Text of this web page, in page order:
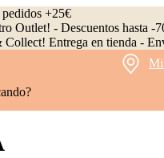
+25€
Outlet! - Descuentos hasta -
Collect! Entrega en tienda -